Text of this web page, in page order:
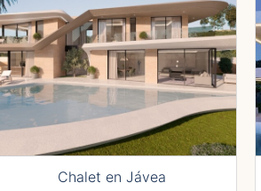
Chalet en Jávea